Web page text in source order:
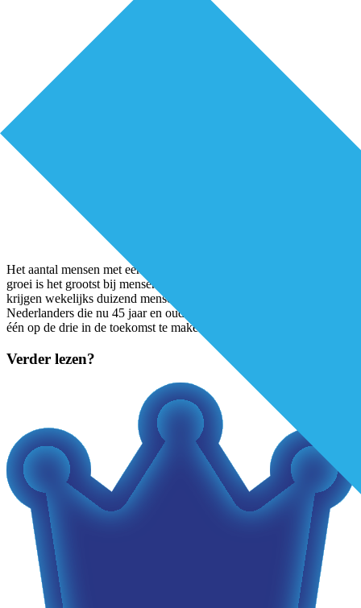
Het aantal mensen met een chronische ziekte groeit razendsnel. De
groei is het grootst bij mensen met diabetes type 2; in Nederland
krijgen wekelijks duizend mensen deze diagnose. Van alle
Nederlanders die nu 45 jaar en ouder zijn, krijgt naar verwachting
één op de drie in de toekomst te maken
Verder lezen?